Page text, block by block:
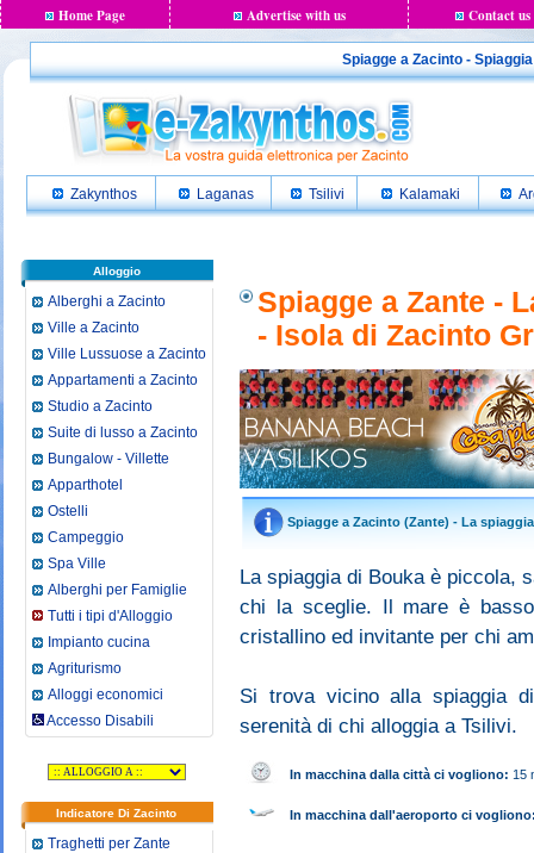
Home Page Advertise with us Contact us
Spiagge a Zacinto -
Zakynthos Laganas Tsilivi Kalamaki
Alloggio
Alberghi a Zacinto
Ville a Zacinto
Ville Lussuose a Zacinto
Appartamenti a Zacinto
Studio a Zacinto
Suite di lusso a Zacinto
Bungalow - Villette
Apparthotel
Ostelli
Campeggio
Spa Ville
Alberghi per Famiglie
Tutti i tipi d'Alloggio
Impianto cucina
Agriturismo
Alloggi economici
Accesso Disabili
Indicatore Di Zacinto
Traghetti per Zante
Spiagge a Zante -
- Isola di Zacinto
Spiagge a Zacinto (Zante) - La
La spiaggia di Bouka è piccola,
chi la sceglie. Il mare è
cristallino ed invitante per chi
Si trova vicino alla spiaggia
serenità di chi alloggia a Tsilivi.
In macchina dalla città ci vogliono: 15
In macchina dall'aeroporto ci vogliono